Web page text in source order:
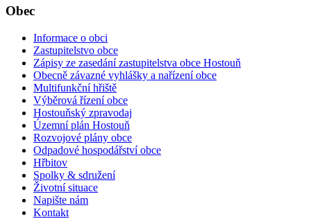
Obec
Informace o obci
Zastupitelstvo obce
Zápisy ze zasedání zastupitelstva obce Hostouň
Obecně závazné vyhlášky a nařízení obce
Multifunkční hřiště
Výběrová řízení obce
Hostouňský zpravodaj
Územní plán Hostouň
Rozvojové plány obce
Odpadové hospodářství obce
Hřbitov
Spolky & sdružení
Životní situace
Napište nám
Kontakt